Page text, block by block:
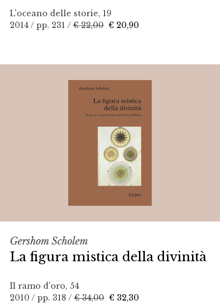
L'oceano delle storie, 19
2014 / pp. 231 / € 22,00 € 20,90
Gershom Scholem
La figura mistica della divinità
Il ramo d'oro, 54
2010 / pp. 318 / € 34,00 € 32,30